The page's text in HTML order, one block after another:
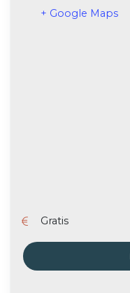
+ Google Maps
Gratis